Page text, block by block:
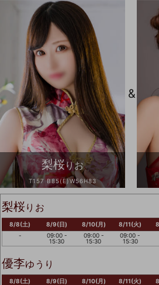
梨桜りお
T157 B85(E)W56H83
&
梨桜りお
8/8(土)
-
8/9(日)
09:00 -
15:30
8/10(月)
09:00 -
15:30
8/11(火)
09:00 -
15:30
優李ゆうり
8/8(土)
8/9(日)
8/10(月)
8/11(火)